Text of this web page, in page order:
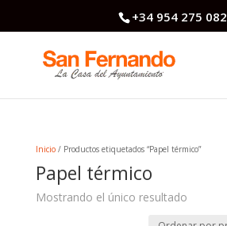
+34 954 275 082
Inicio/ Productos etiquetados “Papel térmico”
Papel térmico
Mostrando el único resultado